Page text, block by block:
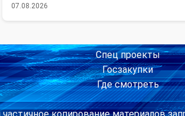
07.08.2026
Спец проекты
Госзакупки
Где смотреть